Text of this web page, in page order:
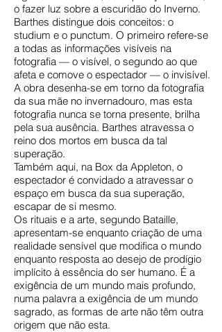
o fazer luz sobre a escuridão do Inverno.
Barthes distingue dois conceitos: o
studium e o punctum. O primeiro refere-se
a todas as informações visíveis na
fotografia — o visível, o segundo ao que
afeta e comove o espectador — o invisível.
A obra desenha-se em torno da fotografia
da sua mãe no invernadouro, mas esta
fotografia nunca se torna presente, brilha
pela sua ausência. Barthes atravessa o
reino dos mortos em busca da tal
superação.
Também aqui, na Box da Appleton, o
espectador é convidado a atravessar o
espaço em busca da sua superação,
escapar de si mesmo.
Os rituais e a arte, segundo Bataille,
apresentam-se enquanto criação de uma
realidade sensível que modifica o mundo
enquanto resposta ao desejo de prodígio
implícito à essência do ser humano. É a
exigência de um mundo mais profundo,
numa palavra a exigência de um mundo
sagrado, as formas de arte não têm outra
origem que não esta.